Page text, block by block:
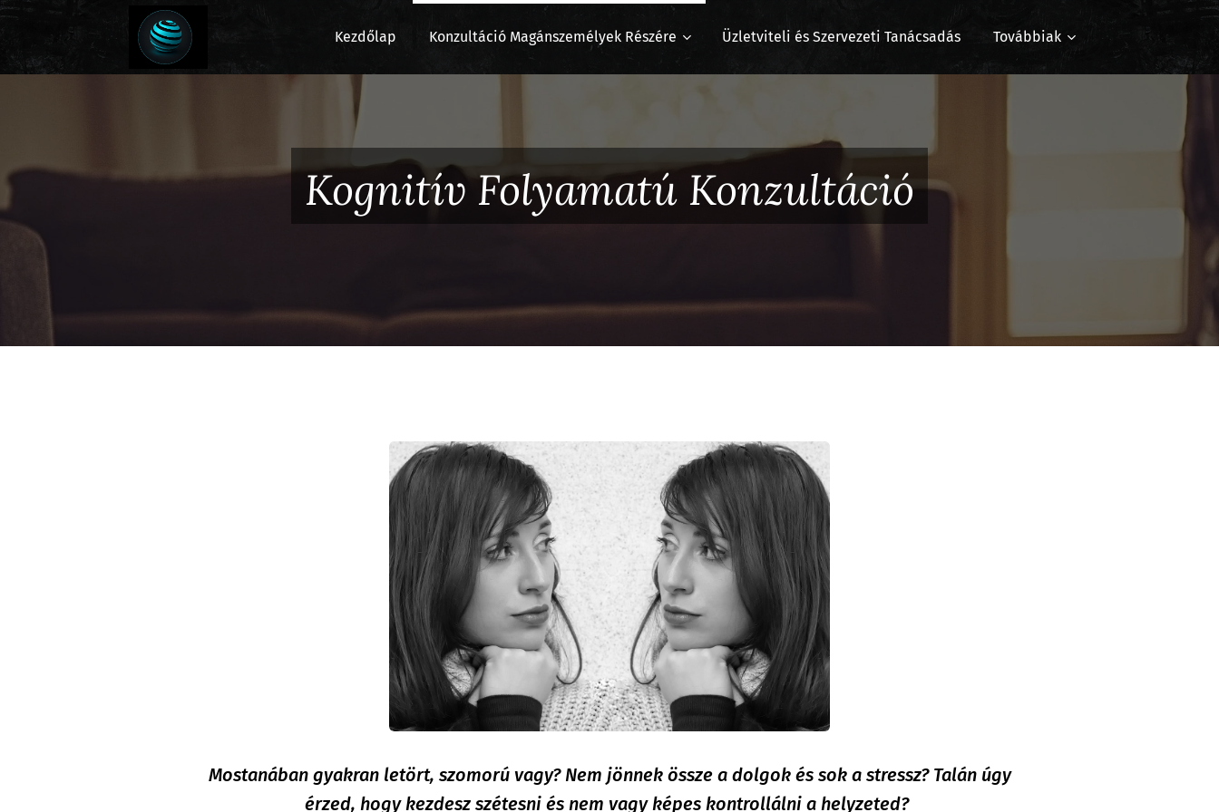
Kezdőlap Konzultáció Magánszemélyek Részére Üzletviteli és Szervezeti Tanácsadás Továbbiak
Kognitív Folyamatú Konzultáció
Mostanában gyakran letört, szomorú vagy? Nem jönnek össze a dolgok és sok a stressz? Talán úgy
érzed, hogy kezdesz szétesni és nem vagy képes kontrollálni a helyzeted?